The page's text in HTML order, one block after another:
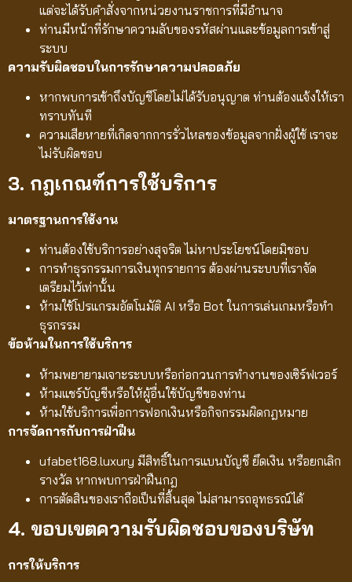
แต่จะได้รับคำสั่งจากหน่วยงานราชการที่มีอำนาจ
ท่านมีหน้าที่รักษาความลับของรหัสผ่านและข้อมูลการเข้าสู่
ระบบ
ความรับผิดชอบในการรักษาความปลอดภัย
หากพบการเข้าถึงบัญชีโดยไม่ได้รับอนุญาต ท่านต้องแจ้งให้เรา
ทราบทันที
ความเสียหายที่เกิดจากการรั่วไหลของข้อมูลจากฝั่งผู้ใช้ เราจะ
ไม่รับผิดชอบ
3. กฎเกณฑ์การใช้บริการ
มาตรฐานการใช้งาน
ท่านต้องใช้บริการอย่างสุจริต ไม่หาประโยชน์โดยมิชอบ
การทำธุรกรรมการเงินทุกรายการ ต้องผ่านระบบที่เราจัด
เตรียมไว้เท่านั้น
ห้ามใช้โปรแกรมอัตโนมัติ AI หรือ Bot ในการเล่นเกมหรือทำ
ธุรกรรม
ข้อห้ามในการใช้บริการ
ห้ามพยายามเจาะระบบหรือก่อกวนการทำงานของเซิร์ฟเวอร์
ห้ามแชร์บัญชีหรือให้ผู้อื่นใช้บัญชีของท่าน
ห้ามใช้บริการเพื่อการฟอกเงินหรือกิจกรรมผิดกฎหมาย
การจัดการกับการฝ่าฝืน
ufabet168.luxury มีสิทธิ์ในการแบนบัญชี ยึดเงิน หรือยกเลิก
รางวัล หากพบการฝ่าฝืนกฎ
การตัดสินของเราถือเป็นที่สิ้นสุด ไม่สามารถอุทธรณ์ได้
4. ขอบเขตความรับผิดชอบของบริษัท
การให้บริการ